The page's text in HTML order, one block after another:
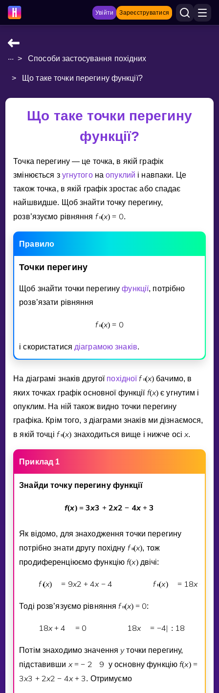
Увійти Зареєструватися
НАВЧАЛЬНІ МАТЕРІАЛИ
Curriculum
Показати більше
Multiplication Master
Джуніор-матем
Показати більше
Invite a Friend
Увійти
... > Способи застосування похідних
> Що таке точки перегину функції?
Що таке точки перегину
функції?
Точка перегину — це точка, в якiй графiк
змiнюється з угнутогонаопуклий i навпаки. Це
також точка, в якiй графiк зростає або спадає
найшвидше. Щоб знайти точку перегину,
розв’язуємо рiвняння f″(x) = 0.
Правило
Точки перегину
Щоб знайти точки перегинуфункцiї, потрiбно
розв’язати рiвняння
f″(x) = 0
i скористатися дiаграмою знакiв.
На дiаграмi знакiв другої похiдної f″(x) бачимо, в
яких точках графiк основної функцiї f(x) є угнутим i
опуклим. На нiй також видно точки перегину
графiка. Крiм того, з дiаграми знакiв ми дiзнаємося,
в якiй точцi f″(x) знаходиться вище i нижче осi x.
Приклад 1
Знайди точку перегину функцiї
f(x) = 3x3 + 2x2 − 4x + 3
Як вiдомо, для знаходження точки перегину
потрiбно знати другу похiдну f″(x), тож
продиференцiюємо функцiюf(x)двiчi:
f′(x) = 9x2 + 4x − 4 f″(x) = 18x +
Тодi розв’язуємо рiвнянняf″(x) = 0:
18x + 4 = 0 18x = −4| : 18
Потiм знаходимо значення yточки перегину,
пiдставивши x = − 2 9 у основну функцiюf(x) =
3x3 + 2x2 − 4x + 3. Отримуємо